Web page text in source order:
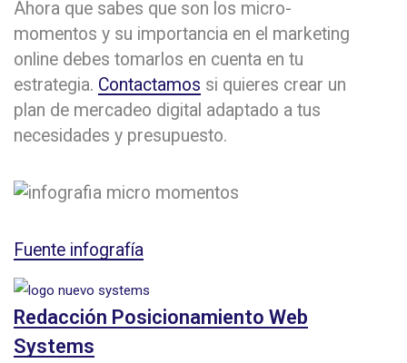
Ahora que sabes que son los micro-
momentos y su importancia en el marketing
online debes tomarlos en cuenta en tu
estrategia. Contactamos si quieres crear un
plan de mercadeo digital adaptado a tus
necesidades y presupuesto.
Fuente infografía
Redacción Posicionamiento Web
Systems